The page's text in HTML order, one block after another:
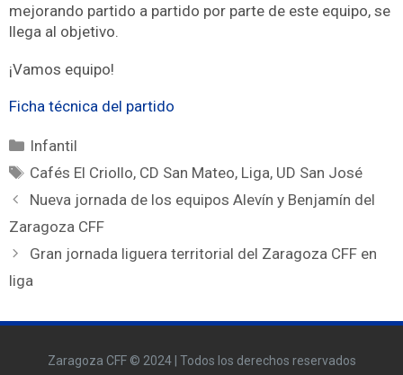
mejorando partido a partido por parte de este equipo, se
llega al objetivo.
¡Vamos equipo!
Ficha técnica del partido
Infantil
Cafés El Criollo, CD San Mateo, Liga, UD San José
Nueva jornada de los equipos Alevín y Benjamín del
Zaragoza CFF
Gran jornada liguera territorial del Zaragoza CFF en
liga
Zaragoza CFF © 2024 | Todos los derechos reservados